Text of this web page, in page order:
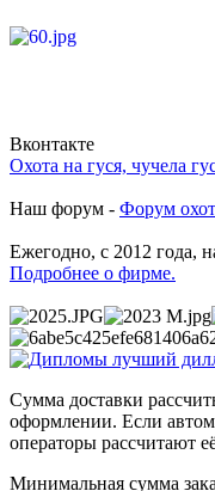
Вконтакте
Охота на гуся, чучела
Наш форум - Форум
Ежегодно, с 2012 года,
Подробнее о фирме.
Сумма доставки
оформлении. Если
операторы рассчитают
Минимальная сумма